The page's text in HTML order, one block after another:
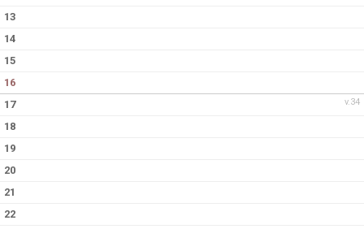
13
14
15
16
v.34
17
18
19
20
21
22